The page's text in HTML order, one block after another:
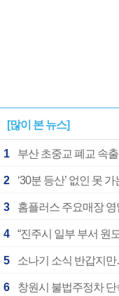
[많이 본 뉴스]
1 부산 초중교 폐교 속
2 ‘30분 등산’ 없인 못
3 홈플러스 주요매장 영
4 “진주시 일부 부서 원
5 소나기 소식 반갑지
6 창원시 불법주정차